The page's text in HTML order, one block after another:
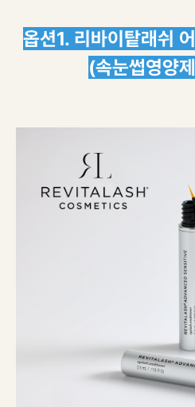
옵션1. 리바이탙래쉬
(속눈썹영양